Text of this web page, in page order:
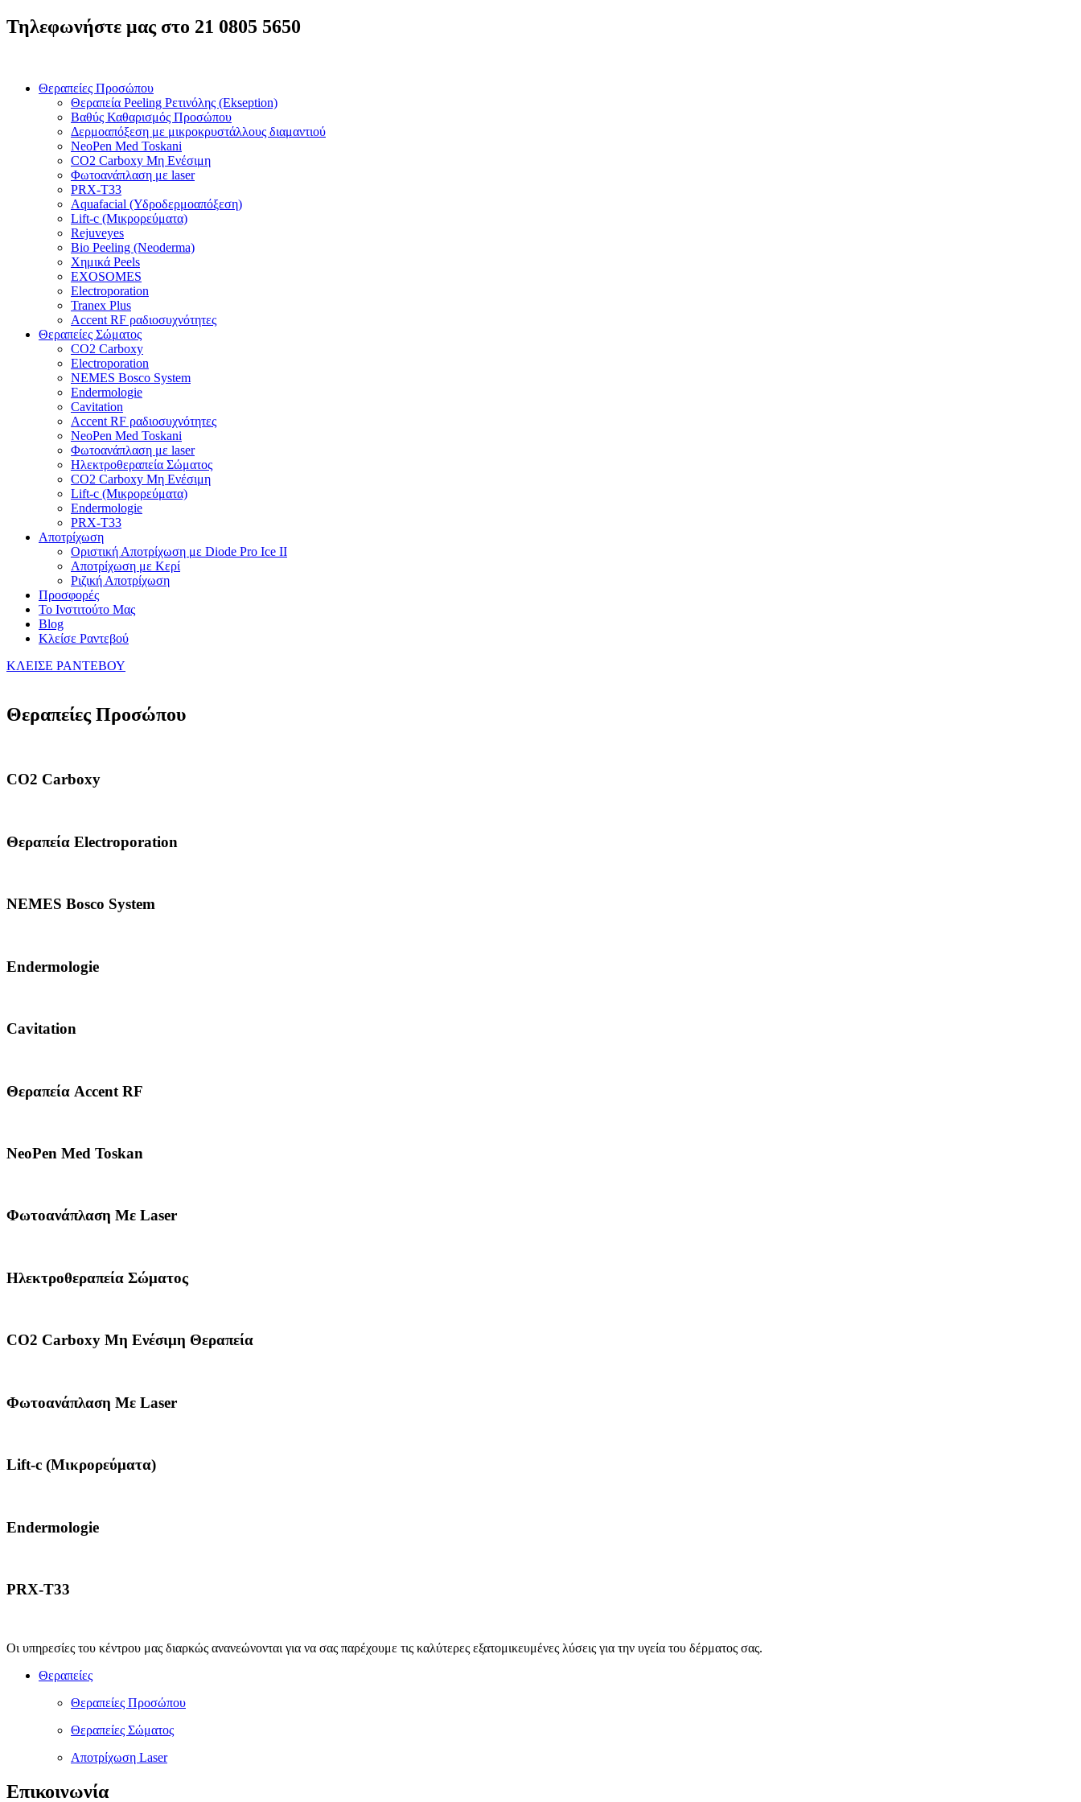
Τηλεφωνήστε μας στο 21 0805 5650
Θεραπείες Προσώπου
Θεραπεία Peeling Ρετινόλης (Ekseption)
Βαθύς Καθαρισμός Προσώπου
Δερμοαπόξεση με μικροκρυστάλλους διαμαντιού
NeoPen Med Toskani
CO2 Carboxy Μη Ενέσιμη
Φωτοανάπλαση με laser
PRX-T33
Aquafacial (Υδροδερμοαπόξεση)
Lift-c (Mικρορεύματα)
Rejuveyes
Bio Peeling (Neoderma)
Χημικά Peels
EXOSOMES
Electroporation
Tranex Plus
Accent RF ραδιοσυχνότητες
Θεραπείες Σώματος
CO2 Carboxy
Electroporation
NEMES Bosco System
Endermologie
Cavitation
Accent RF ραδιοσυχνότητες
NeoPen Med Toskani
Φωτοανάπλαση με laser
Ηλεκτροθεραπεία Σώματος
CO2 Carboxy Μη Ενέσιμη
Lift-c (Mικρορεύματα)
Endermologie
PRX-T33
Αποτρίχωση
Oριστική Αποτρίχωση με Diode Pro Ice II
Αποτρίχωση με Κερί
Ριζική Αποτρίχωση
Προσφορές
Το Ινστιτούτο Μας
Blog
Κλείσε Ραντεβού
ΚΛΕΙΣΕ ΡΑΝΤΕΒΟΥ
Θεραπείες Προσώπου
CO2 Carboxy
Θεραπεία Electroporation
NEMES Bosco System
Endermologie
Cavitation
Θεραπεία Accent RF
NeoPen Med Toskan
Φωτοανάπλαση Με Laser
Ηλεκτροθεραπεία Σώματος
CO2 Carboxy Μη Ενέσιμη Θεραπεία
Φωτοανάπλαση Με Laser
Lift-c (Μικρορεύματα)
Endermologie
PRX-T33
Οι υπηρεσίες του κέντρου μας διαρκώς ανανεώνονται για να σας παρέχουμε τις καλύτερες εξατομικευμένες λύσεις για την υγεία του δέρματος σας.
Θεραπείες
Θεραπείες Προσώπου
Θεραπείες Σώματος
Αποτρίχωση Laser
Επικοινωνία